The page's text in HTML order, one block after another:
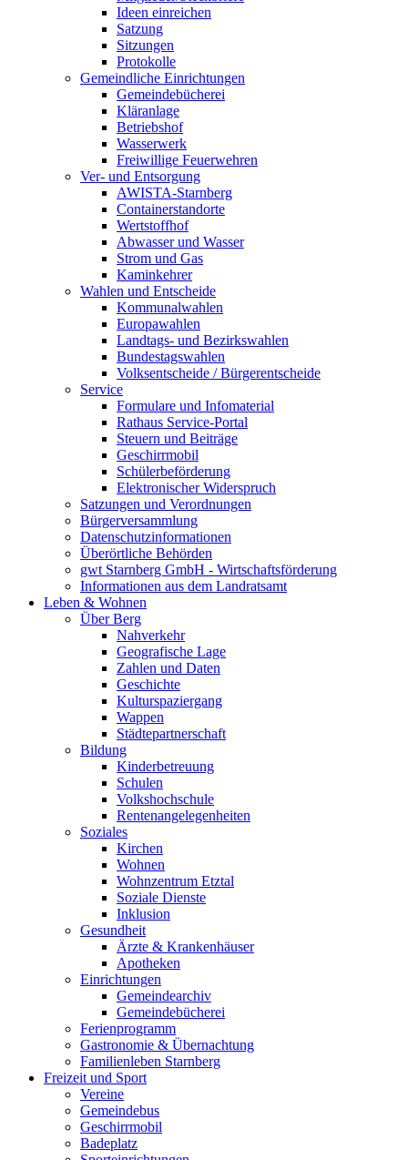
Ideen einreichen
Satzung
Sitzungen
Protokolle
Gemeindliche Einrichtungen
Gemeindebücherei
Kläranlage
Betriebshof
Wasserwerk
Freiwillige Feuerwehren
Ver- und Entsorgung
AWISTA-Starnberg
Containerstandorte
Wertstoffhof
Abwasser und Wasser
Strom und Gas
Kaminkehrer
Wahlen und Entscheide
Kommunalwahlen
Europawahlen
Landtags- und Bezirkswahlen
Bundestagswahlen
Volksentscheide / Bürgerentscheide
Service
Formulare und Infomaterial
Rathaus Service-Portal
Steuern und Beiträge
Geschirrmobil
Schülerbeförderung
Elektronischer Widerspruch
Satzungen und Verordnungen
Bürgerversammlung
Datenschutzinformationen
Überörtliche Behörden
gwt Starnberg GmbH - Wirtschaftsförderung
Informationen aus dem Landratsamt
Leben & Wohnen
Über Berg
Nahverkehr
Geografische Lage
Zahlen und Daten
Geschichte
Kulturspaziergang
Wappen
Städtepartnerschaft
Bildung
Kinderbetreuung
Schulen
Volkshochschule
Rentenangelegenheiten
Soziales
Kirchen
Wohnen
Wohnzentrum Etztal
Soziale Dienste
Inklusion
Gesundheit
Ärzte & Krankenhäuser
Apotheken
Einrichtungen
Gemeindearchiv
Gemeindebücherei
Ferienprogramm
Gastronomie & Übernachtung
Familienleben Starnberg
Freizeit und Sport
Vereine
Gemeindebus
Geschirrmobil
Badeplatz